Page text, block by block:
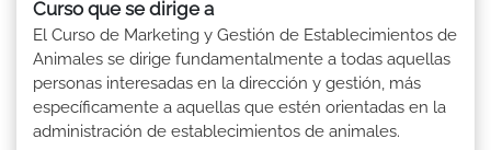
Curso que se dirige a
El Curso de Marketing y Gestión de Establecimientos de
Animales se dirige fundamentalmente a todas aquellas
personas interesadas en la dirección y gestión, más
específicamente a aquellas que estén orientadas en la
administración de establecimientos de animales.